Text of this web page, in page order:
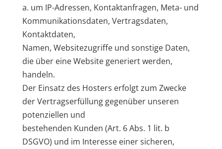
a. um IP-Adressen, Kontaktanfragen, Meta- und
Kommunikationsdaten, Vertragsdaten,
Kontaktdaten,
Namen, Websitezugriffe und sonstige Daten,
die über eine Website generiert werden,
handeln.
Der Einsatz des Hosters erfolgt zum Zwecke
der Vertragserfüllung gegenüber unseren
potenziellen und
bestehenden Kunden (Art. 6 Abs. 1 lit. b
DSGVO) und im Interesse einer sicheren,